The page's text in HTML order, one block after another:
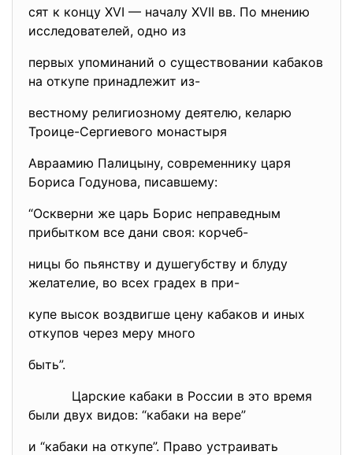
сят к концу XVI — началу XVII вв. По мнению
исследователей, одно из
первых упоминаний о существовании кабаков
на откупе принадлежит из-
вестному религиозному деятелю, келарю
Троице-Сергиевого монастыря
Авраамию Палицыну, современнику царя
Бориса Годунова, писавшему:
“Оскверни же царь Борис неправедным
прибытком все дани своя: корчеб-
ницы бо пьянству и душегубству и блуду
желателие, во всех градех в при-
купе высок воздвигше цену кабаков и иных
откупов через меру много
быть”.
Царские кабаки в России в это время
были двух видов: “кабаки на вере”
и “кабаки на откупе”. Право устраивать